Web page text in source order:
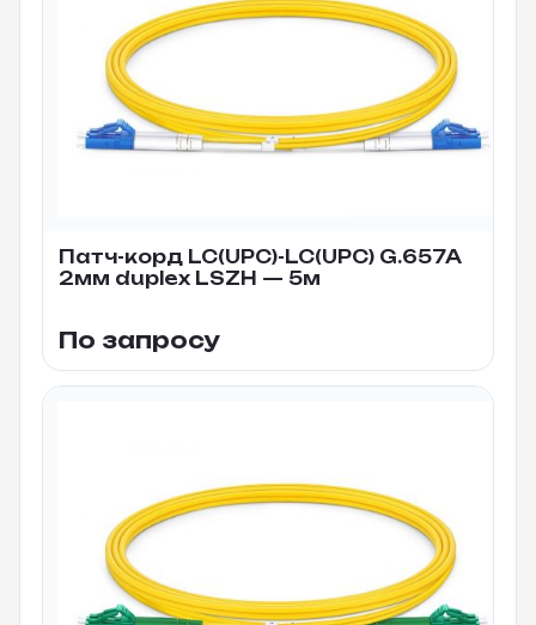
Патч-корд LC(UPC)-LC(UPC) G.657A
2мм duplex LSZH — 5м
По запросу